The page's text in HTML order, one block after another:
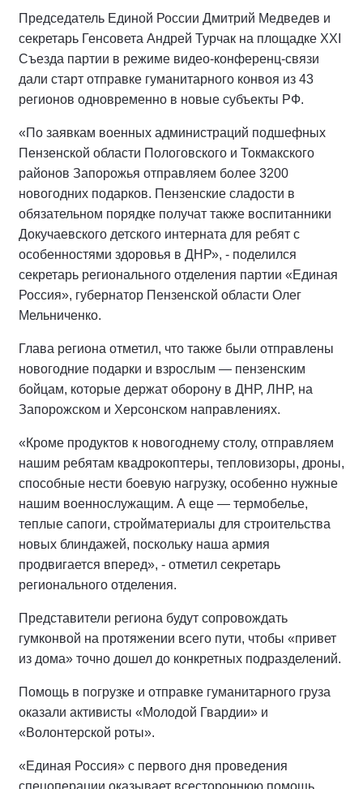
Председатель Единой России Дмитрий Медведев и
секретарь Генсовета Андрей Турчак на площадке XXI
Съезда партии в режиме видео-конференц-связи
дали старт отправке гуманитарного конвоя из 43
регионов одновременно в новые субъекты РФ.
«По заявкам военных администраций подшефных
Пензенской области Пологовского и Токмакского
районов Запорожья отправляем более 3200
новогодних подарков. Пензенские сладости в
обязательном порядке получат также воспитанники
Докучаевского детского интерната для ребят с
особенностями здоровья в ДНР», - поделился
секретарь регионального отделения партии «Единая
Россия», губернатор Пензенской области Олег
Мельниченко.
Глава региона отметил, что также были отправлены
новогодние подарки и взрослым — пензенским
бойцам, которые держат оборону в ДНР, ЛНР, на
Запорожском и Херсонском направлениях.
«Кроме продуктов к новогоднему столу, отправляем
нашим ребятам квадрокоптеры, тепловизоры, дроны,
способные нести боевую нагрузку, особенно нужные
нашим военнослужащим. А еще — термобелье,
теплые сапоги, стройматериалы для строительства
новых блиндажей, поскольку наша армия
продвигается вперед», - отметил секретарь
регионального отделения.
Представители региона будут сопровождать
гумконвой на протяжении всего пути, чтобы «привет
из дома» точно дошел до конкретных подразделений.
Помощь в погрузке и отправке гуманитарного груза
оказали активисты «Молодой Гвардии» и
«Волонтерской роты».
«Единая Россия» с первого дня проведения
спецоперации оказывает всестороннюю помощь